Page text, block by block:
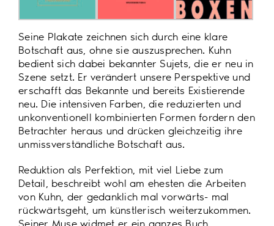
Seine Plakate zeichnen sich durch eine klare
Botschaft aus, ohne sie auszusprechen. Kuhn
bedient sich dabei bekannter Sujets, die er neu in
Szene setzt. Er verändert unsere Perspektive und
erschafft das Bekannte und bereits Existierende
neu. Die intensiven Farben, die reduzierten und
unkonventionell kombinierten Formen fordern den
Betrachter heraus und drücken gleichzeitig ihre
unmissverständliche Botschaft aus.
Reduktion als Perfektion, mit viel Liebe zum
Detail, beschreibt wohl am ehesten die Arbeiten
von Kuhn, der gedanklich mal vorwärts- mal
rückwärtsgeht, um künstlerisch weiterzukommen.